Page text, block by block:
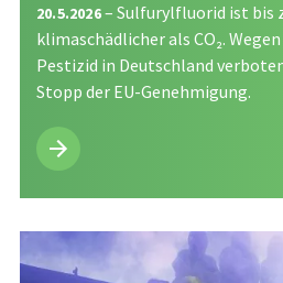
20.5.2026– Sulfurylfluorid ist bis
klimaschädlicher als CO₂.
Pestizid in Deutschland
Stopp der EU-Genehmigung.